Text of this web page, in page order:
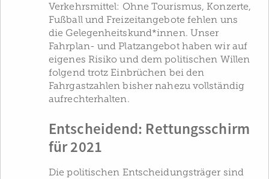
Verkehrsmittel: Ohne Tourismus, Konzerte,
Fußball und Freizeitangebote fehlen uns
die Gelegenheitskund*innen. Unser
Fahrplan- und Platzangebot haben wir auf
eigenes Risiko und dem politischen Willen
folgend trotz Einbrüchen bei den
Fahrgastzahlen bisher nahezu vollständig
aufrechterhalten.
Entscheidend: Rettungsschirm
für 2021
Die politischen Entscheidungsträger sind